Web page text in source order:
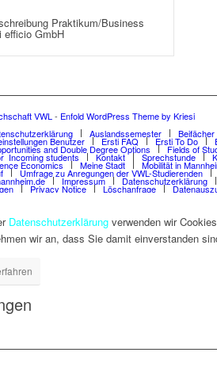
Praktikum/Business
efficio GmbH
VWL - Enfold WordPress Theme by Kriesi
Auslandssemester Beifächer
Benutzer Ersti FAQ Ersti To Do
and Double Degree Options Fields of
Incoming students Kontakt Sprechstunde
Economics Meine Stadt Mobilität in
Umfrage zu Anregungen der VWL-Studierenden
Impressum Datenschutzerklärung
Privacy Notice Löschanfrage
Datenschutzerklärung verwenden wir
wir an, dass Sie damit einverstanden